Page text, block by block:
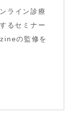
ライン診療
るセミナー
の監修を